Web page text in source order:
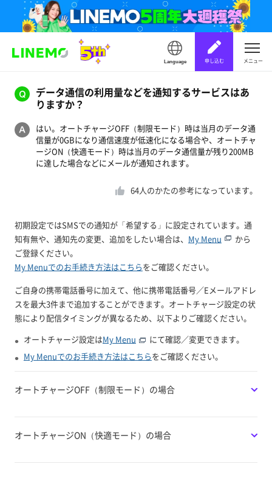
Language 申し込む メニュー
データ通信の利用量などを通知するサービスはあ
りますか？
はい。オートチャージOFF（制限モード）時は当月のデータ通
信量が0GBになり通信速度が低速化になる場合や、オートチャ
ージON（快適モード）時は当月のデータ通信量が残り200MB
に達した場合などにメールが通知されます。
64人のかたの参考になっています。
初期設定ではSMSでの通知が「希望する」に設定されています。通
知有無や、通知先の変更、追加をしたい場合は、 My Menu
から
ご登録ください。
My Menuでのお手続き方法はこちらをご確認ください。
ご自身の携帯電話番号に加えて、他に携帯電話番号／Eメールアドレ
スを最大3件まで追加することができます。オートチャージ設定の状
態により配信タイミングが異なるため、以下よりご確認ください。
オートチャージ設定はMy Menu
にて確認／変更できます。
My Menuでのお手続き方法はこちらをご確認ください。
オートチャージOFF（制限モード）の場合
オートチャージON（快適モード）の場合